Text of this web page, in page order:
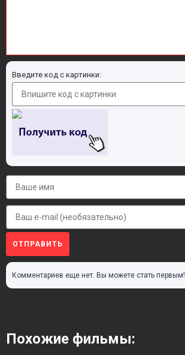
Введите код с картинки:
ОТПРАВИТЬ
Комментариев еще нет. Вы можете стать первым!
Похожие фильмы: